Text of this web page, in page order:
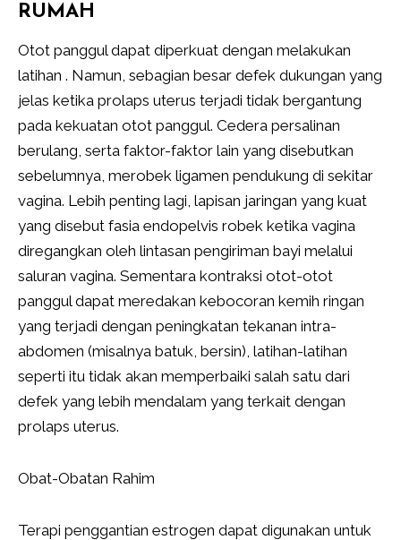
RUMAH
Otot panggul dapat diperkuat dengan melakukan
latihan . Namun, sebagian besar defek dukungan yang
jelas ketika prolaps uterus terjadi tidak bergantung
pada kekuatan otot panggul. Cedera persalinan
berulang, serta faktor-faktor lain yang disebutkan
sebelumnya, merobek ligamen pendukung di sekitar
vagina. Lebih penting lagi, lapisan jaringan yang kuat
yang disebut fasia endopelvis robek ketika vagina
diregangkan oleh lintasan pengiriman bayi melalui
saluran vagina. Sementara kontraksi otot-otot
panggul dapat meredakan kebocoran kemih ringan
yang terjadi dengan peningkatan tekanan intra-
abdomen (misalnya batuk, bersin), latihan-latihan
seperti itu tidak akan memperbaiki salah satu dari
defek yang lebih mendalam yang terkait dengan
prolaps uterus.
Obat-Obatan Rahim
Terapi penggantian estrogen dapat digunakan untuk